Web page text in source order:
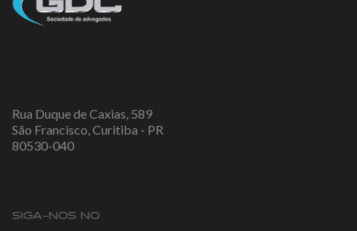
Rua Duque de Caxias, 589
São Francisco, Curitiba - PR
80530-040
SIGA-NOS NO